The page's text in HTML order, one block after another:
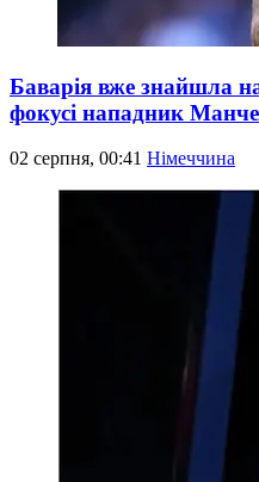
Баварія вже знайшла
фокусі нападник
02 серпня, 00:41 Німеччина